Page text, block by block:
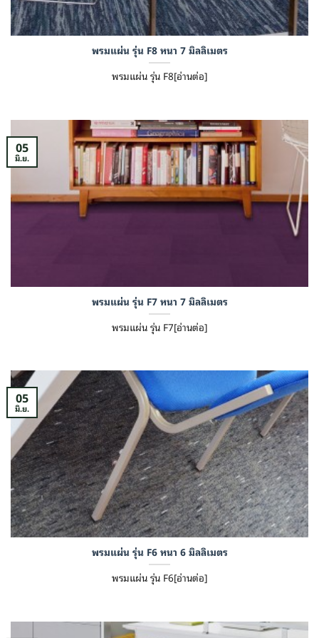
พรมแผ่น รุ่น F8 หนา 7 มิลลิเมตร
พรมแผ่น รุ่น F8[อ่านต่อ]
พรมแผ่น รุ่น F7 หนา 7 มิลลิเมตร
พรมแผ่น รุ่น F7[อ่านต่อ]
05
มิ.ย.
พรมแผ่น รุ่น F6 หนา 6 มิลลิเมตร
พรมแผ่น รุ่น F6[อ่านต่อ]
05
มิ.ย.